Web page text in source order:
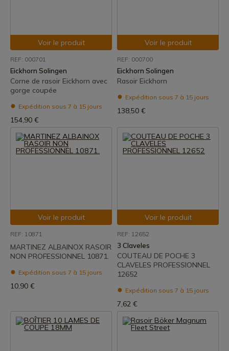
Voir le produit
REF: 000701
Eickhorn Solingen
Corne de rasoir Eickhorn avec
gorge coupée
Expédition sous 7 à 15 jours
154,90 €
Voir le produit
REF: 000700
Eickhorn Solingen
Rasoir Eickhorn
Expédition sous 7 à 15 jours
138,50 €
Voir le produit
REF: 10871
MARTINEZ ALBAINOX RASOIR
NON PROFESSIONNEL 10871.
Expédition sous 7 à 15 jours
10,90 €
Voir le produit
REF: 12652
3 Claveles
COUTEAU DE POCHE 3
CLAVELES PROFESSIONNEL
12652
Expédition sous 7 à 15 jours
7,62 €